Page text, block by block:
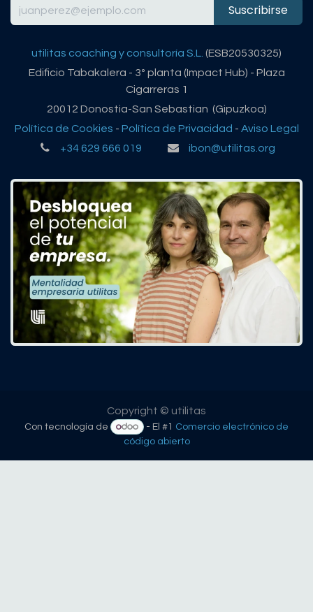
Suscribirse
utilitas coaching y consultoría S.L. (ESB20530325)
Edificio Tabakalera - 3º planta (Impact Hub) - Plaza
Cigarreras 1
20012 Donostia-San Sebastian (Gipuzkoa)
Política de Cookies - Política de Privacidad - Aviso Legal
+34 629 666 019
ibon@utilitas.org
Copyright © utilitas
Con tecnología de - El #1 Comercio electrónico de
código abierto